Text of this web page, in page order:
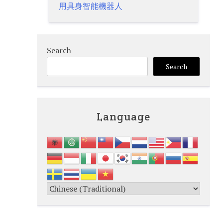
用具身智能機器人
Search
Search
Language